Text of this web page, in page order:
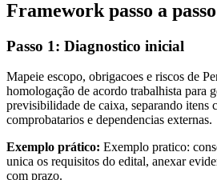
Framework passo a passo
Passo 1: Diagnostico inicial
Mapeie escopo, obrigacoes e riscos de
homologação de acordo trabalhista para
previsibilidade de caixa, separando itens
comprobatarios e dependencias externas.
Exemplo prático: Exemplo pratico:
unica os requisitos do edital, anexar
com prazo.